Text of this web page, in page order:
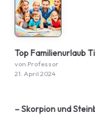
Top Familienurlaub
von Professor
21. April 2024
– Skorpion und